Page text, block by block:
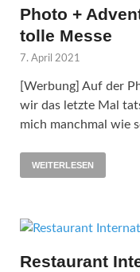
Photo +
tolle Messe
7. April 2021
[Werbung] Auf der
wir das letzte Mal
mich manchmal wie
WEITERLESEN
Restaurant